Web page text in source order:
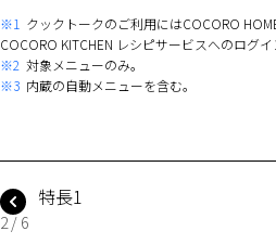
※1 クックトークのご利用にはCOCORO
COCORO KITCHEN レシピサービスへのログイ
※2 対象メニューのみ。
※3 内蔵の自動メニューを含む。
特長1
2 / 6